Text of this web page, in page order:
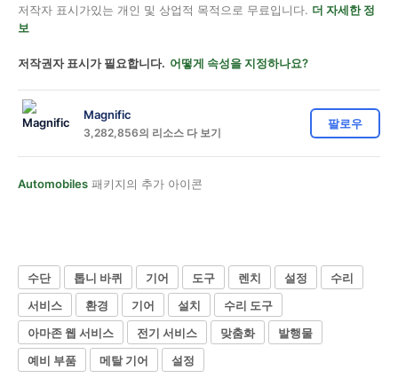
저작자 표시가있는 개인 및 상업적 목적으로 무료입니다. 더 자세한 정
보
저작권자 표시가 필요합니다. 어떻게 속성을 지정하나요?
Magnific
3,282,856의 리소스 다 보기
팔로우
Automobiles 패키지의 추가 아이콘
수단 톱니 바퀴 기어 도구 렌치 설정
수리
서비스
환경 기어 설치
수리 도구
아마존 웹 서비스
전기 서비스 맞춤화
발행물
예비 부품
메탈 기어 설정